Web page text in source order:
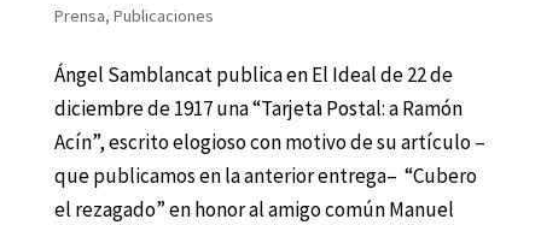
Prensa, Publicaciones
Ángel Samblancat publica en El Ideal de 22 de
diciembre de 1917 una “Tarjeta Postal: a Ramón
Acín”, escrito elogioso con motivo de su artículo –
que publicamos en la anterior entrega– “Cubero
el rezagado” en honor al amigo común Manuel